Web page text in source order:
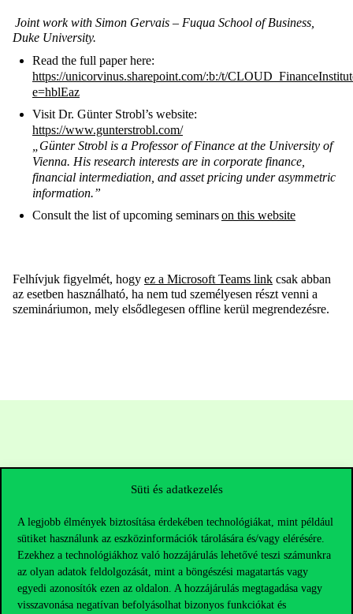
Süti és adatkezelés
A legjobb élmények biztosítása érdekében technológiákat, mint például
sütiket használunk az eszközinformációk tárolására és/vagy elérésére.
Ezekhez a technológiákhoz való hozzájárulás lehetővé teszi számunkra
az olyan adatok feldolgozását, mint a böngészési magatartás vagy
egyedi azonosítók ezen az oldalon. A hozzájárulás megtagadása vagy
visszavonása negatívan befolyásolhat bizonyos funkciókat és
Joint work with Simon Gervais – Fuqua School of Business,
Duke University.
Read the full paper here:
https://unicorvinus.sharepoint.com/:b:/t/
e=hblEaz
Visit Dr. Günter Strobl’s website:
https://www.gunterstrobl.com/
„Günter Strobl is a Professor of Finance at the University of
Vienna. His research interests are in corporate finance,
financial intermediation, and asset pricing under asymmetric
information.”
Consult the list of upcoming seminarson this website
Felhívjuk figyelmét, hogy ez a Microsoft Teams link csak abban
az esetben használható, ha nem tud személyesen részt venni a
szemináriumon, mely elsődlegesen offline kerül megrendezésre.
Elérhetőségek